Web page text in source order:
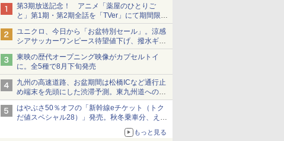
第3期放送記念！ アニメ「薬屋のひとりご
と」第1期・第2期全話を「TVer」にて期間限定
で順次無料配信開始
ユニクロ、今日から「お盆特別セール」。涼感
シアサッカーワンピース待望値下げ、撥水ギア
ショーツは1990円に
東映の歴代オープニング映像がカプセルトイ
に。全5種で8月下旬発売
九州の高速道路、お盆期間は松橋ICなど通行止
め端末を先頭にした渋滞予測。東九州道への迂
回は料金調整を実施
はやぶさ50％オフの「新幹線eチケット（トク
だ値スペシャル28）」発売。秋冬乗車分、えき
もっと見る